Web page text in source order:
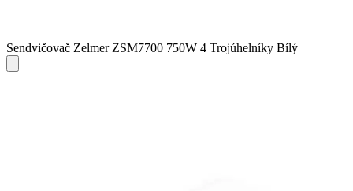
Sendvičovač Zelmer ZSM7700 750W 4 Trojúhelníky Bílý